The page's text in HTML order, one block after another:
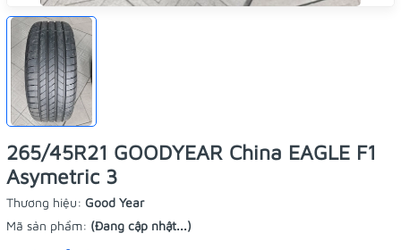
265/45R21 GOODYEAR China EAGLE F1
Asymetric 3
Thương hiệu: Good Year
Mã sản phẩm: (Đang cập nhật...)